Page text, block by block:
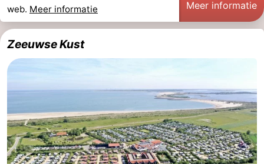
Hof
van
Haamstede
Schouwse
Valleien
Soeten
Haert
-
Wijde
-
Village
Zeeuwse
Kust
-
Zonnedorp
-
web. Meer informatie Meer informatie
Zeeuwse Kust